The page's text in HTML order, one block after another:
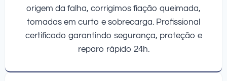
origem da falha, corrigimos fiação queimada,
tomadas em curto e sobrecarga. Profissional
certificado garantindo segurança, proteção e
reparo rápido 24h.